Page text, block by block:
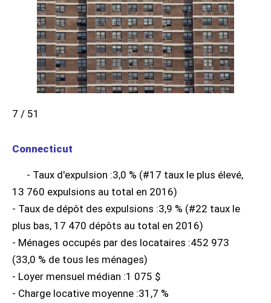
7 / 51
Connecticut
- Taux d'expulsion :3,0 % (#17 taux le plus élevé,
13 760 expulsions au total en 2016)
- Taux de dépôt des expulsions :3,9 % (#22 taux le
plus bas, 17 470 dépôts au total en 2016)
- Ménages occupés par des locataires :452 973
(33,0 % de tous les ménages)
- Loyer mensuel médian :1 075 $
- Charge locative moyenne :31,7 %